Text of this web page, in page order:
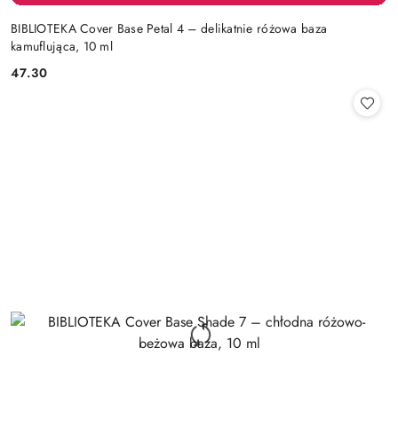
BIBLIOTEKA Cover Base Petal 4 – delikatnie różowa baza
kamuflująca, 10 ml
Cena:
47.30